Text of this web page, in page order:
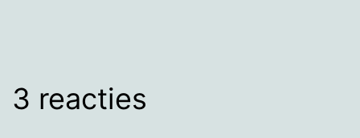
3 reacties